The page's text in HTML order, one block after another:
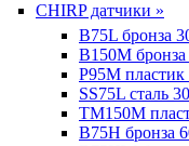
CHIRP датчики »
B75L бронза
B150M
P95M
SS75L сталь
TM150M
B75H бронза